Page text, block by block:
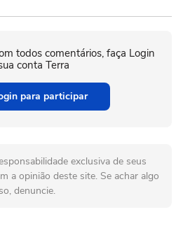
todos comentários, faça Login
conta Terra
para participar
exclusiva de seus
a opinião deste site. Se achar algo
denuncie.